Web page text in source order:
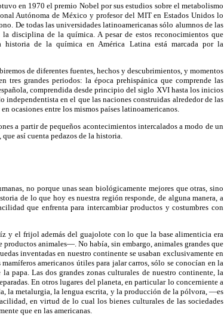
en 1970 el premio Nobel por sus estudios sobre el metabolismo
Autónoma de México y profesor del MIT en Estados Unidos lo
De todas las universidades latinoamericanas sólo alumnos de las
disciplina de la química. A pesar de estos reconocimientos que
historia de la química en América Latina está marcada por la
de diferentes fuentes, hechos y descubrimientos, y momentos
grandes periodos: la época prehispánica que comprende las
comprendida desde principio del siglo XVI hasta los inicios
en el que las naciones construidas alrededor de las
ocasiones entre los mismos países latinoamericanos.
a partir de pequeños acontecimientos intercalados a modo de un
así cuenta pedazos de la historia.
no porque unas sean biológicamente mejores que otras, sino
de lo que hoy es nuestra región responde, de alguna manera, a
que enfrenta para intercambiar productos y costumbres con
y el frijol además del guajolote con lo que la base alimenticia era
animales—. No había, sin embargo, animales grandes que
inventadas en nuestro continente se usaban exclusivamente en
americanos útiles para jalar carros, sólo se conocían en la
papa. Las dos grandes zonas culturales de nuestro continente, la
En otros lugares del planeta, en particular lo concerniente a
la metalurgia, la lengua escrita, y la producción de la pólvora, —es
en virtud de lo cual los bienes culturales de las sociedades
que en las americanas.